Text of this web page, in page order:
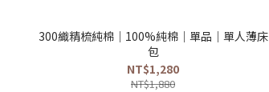
300織精梳純棉｜100%純棉｜單品｜單人薄床
包
NT$1,280
NT$1,880